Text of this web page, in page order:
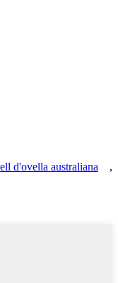
d'ovella australiana
,